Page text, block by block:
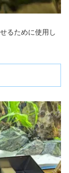
るために使用し